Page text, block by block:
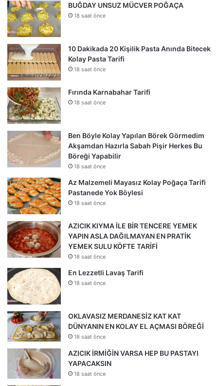
BUĞDAY UNSUZ MÜCVER POĞAÇA
18 saat önce
10 Dakikada 20 Kişilik Pasta Anında Bitecek
Kolay Pasta Tarifi
18 saat önce
Fırında Karnabahar Tarifi
18 saat önce
Ben Böyle Kolay Yapılan Börek Görmedim
Akşamdan Hazırla Sabah Pişir Herkes Bu
Böreği Yapabilir
18 saat önce
Az Malzemeli Mayasız Kolay Poğaça Tarifi
Pastanede Yok Böylesi
18 saat önce
AZICIK KIYMA İLE BİR TENCERE YEMEK
YAPIN ASLA DAĞILMAYAN EN PRATİK
YEMEK SULU KÖFTE TARİFİ
18 saat önce
En Lezzetli Lavaş Tarifi
18 saat önce
OKLAVASIZ MERDANESİZ KAT KAT
DÜNYANIN EN KOLAY EL AÇMASI BÖREĞİ
18 saat önce
AZICIK İRMİĞİN VARSA HEP BU PASTAYI
YAPACAKSIN
18 saat önce